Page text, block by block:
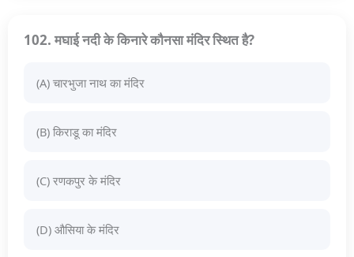
102. मघाई नदी के किनारे कौनसा मंदिर स्थित है?
(A) चारभुजा नाथ का मंदिर
(B) किराडू का मंदिर
(C) रणकपुर के मंदिर
(D) औसिया के मंदिर